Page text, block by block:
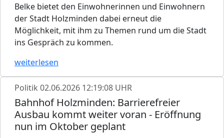
Belke bietet den Einwohnerinnen und Einwohnern
der Stadt Holzminden dabei erneut die
Möglichkeit, mit ihm zu Themen rund um die Stadt
ins Gespräch zu kommen.
weiterlesen
Politik 02.06.2026 12:19:08 UHR
Bahnhof Holzminden: Barrierefreier
Ausbau kommt weiter voran - Eröffnung
nun im Oktober geplant